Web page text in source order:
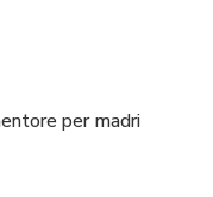
per madri